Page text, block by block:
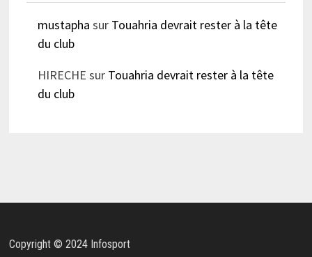
mustapha sur Touahria devrait rester à la tête
du club
HIRECHE sur Touahria devrait rester à la tête
du club
Copyright © 2024 Infosport